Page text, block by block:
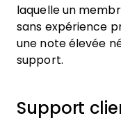
laquelle un
sans expérience
une note élevée
support.
Support